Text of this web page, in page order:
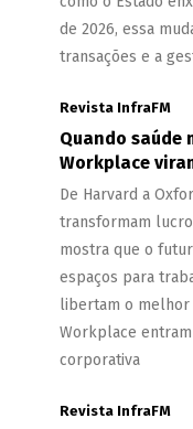
de 2026, essa
transações e a
Revista InfraFM
Quando saúde
Workplace
De Harvard a
transformam
mostra que o
espaços para
libertam o melhor
Workplace
corporativa
Revista InfraFM